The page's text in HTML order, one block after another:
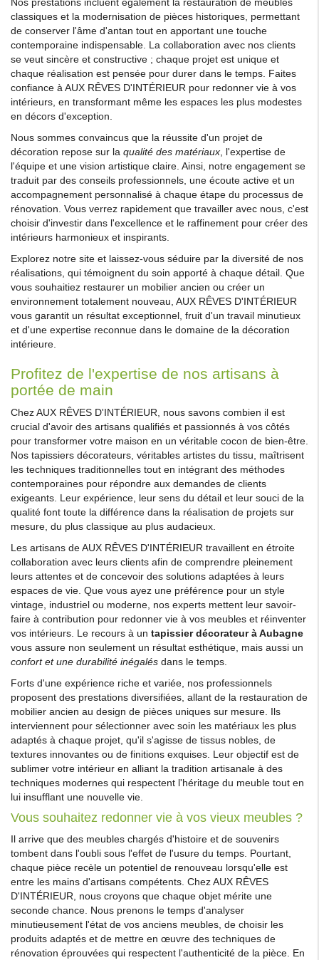
Nos prestations incluent également la restauration de meubles
classiques et la modernisation de pièces historiques, permettant
de conserver l'âme d'antan tout en apportant une touche
contemporaine indispensable. La collaboration avec nos clients
se veut sincère et constructive ; chaque projet est unique et
chaque réalisation est pensée pour durer dans le temps. Faites
confiance à AUX RÊVES D'INTÉRIEUR pour redonner vie à vos
intérieurs, en transformant même les espaces les plus modestes
en décors d'exception.
Nous sommes convaincus que la réussite d'un projet de
décoration repose sur la qualité des matériaux, l'expertise de
l'équipe et une vision artistique claire. Ainsi, notre engagement se
traduit par des conseils professionnels, une écoute active et un
accompagnement personnalisé à chaque étape du processus de
rénovation. Vous verrez rapidement que travailler avec nous, c'est
choisir d'investir dans l'excellence et le raffinement pour créer des
intérieurs harmonieux et inspirants.
Explorez notre site et laissez-vous séduire par la diversité de nos
réalisations, qui témoignent du soin apporté à chaque détail. Que
vous souhaitiez restaurer un mobilier ancien ou créer un
environnement totalement nouveau, AUX RÊVES D'INTÉRIEUR
vous garantit un résultat exceptionnel, fruit d'un travail minutieux
et d'une expertise reconnue dans le domaine de la décoration
intérieure.
Profitez de l'expertise de nos artisans à
portée de main
Chez AUX RÊVES D'INTÉRIEUR, nous savons combien il est
crucial d'avoir des artisans qualifiés et passionnés à vos côtés
pour transformer votre maison en un véritable cocon de bien-être.
Nos tapissiers décorateurs, véritables artistes du tissu, maîtrisent
les techniques traditionnelles tout en intégrant des méthodes
contemporaines pour répondre aux demandes de clients
exigeants. Leur expérience, leur sens du détail et leur souci de la
qualité font toute la différence dans la réalisation de projets sur
mesure, du plus classique au plus audacieux.
Les artisans de AUX RÊVES D'INTÉRIEUR travaillent en étroite
collaboration avec leurs clients afin de comprendre pleinement
leurs attentes et de concevoir des solutions adaptées à leurs
espaces de vie. Que vous ayez une préférence pour un style
vintage, industriel ou moderne, nos experts mettent leur savoir-
faire à contribution pour redonner vie à vos meubles et réinventer
vos intérieurs. Le recours à un tapissier décorateur à Aubagne
vous assure non seulement un résultat esthétique, mais aussi un
confort et une durabilité inégalés dans le temps.
Forts d'une expérience riche et variée, nos professionnels
proposent des prestations diversifiées, allant de la restauration de
mobilier ancien au design de pièces uniques sur mesure. Ils
interviennent pour sélectionner avec soin les matériaux les plus
adaptés à chaque projet, qu'il s'agisse de tissus nobles, de
textures innovantes ou de finitions exquises. Leur objectif est de
sublimer votre intérieur en alliant la tradition artisanale à des
techniques modernes qui respectent l'héritage du meuble tout en
lui insufflant une nouvelle vie.
Vous souhaitez redonner vie à vos vieux meubles ?
Il arrive que des meubles chargés d'histoire et de souvenirs
tombent dans l'oubli sous l'effet de l'usure du temps. Pourtant,
chaque pièce recèle un potentiel de renouveau lorsqu'elle est
entre les mains d'artisans compétents. Chez AUX RÊVES
D'INTÉRIEUR, nous croyons que chaque objet mérite une
seconde chance. Nous prenons le temps d'analyser
minutieusement l'état de vos anciens meubles, de choisir les
produits adaptés et de mettre en œuvre des techniques de
rénovation éprouvées qui respectent l'authenticité de la pièce. En